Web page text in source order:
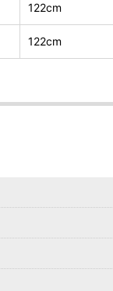
122cm
122cm